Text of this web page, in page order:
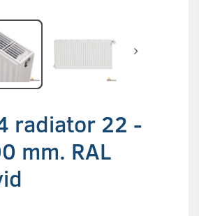
radiator 22 -
mm. RAL